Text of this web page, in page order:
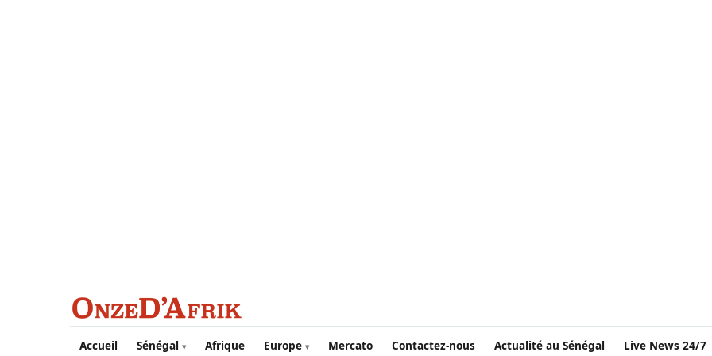
Aller au contenu principal
Accueil Sénégal Afrique Europe Mercato Contactez-nous Actualité au Sénégal Live News 24/7